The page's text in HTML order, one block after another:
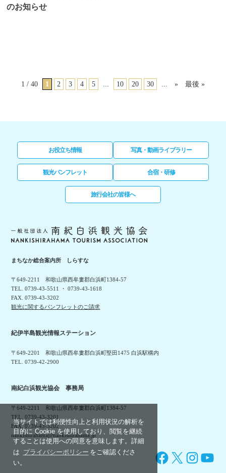
当サイトでは利便性向上と利用状況の解析を
目的に Cookie を使用しており、閲覧を継続
することは使用への同意を意味します。詳細
は プライバシーポリシー をご確認くださ
い。
のお知らせ
1 / 40 1 2 3 4 5 ... 10 20 30 ... » 最後 »
お役立ち情報 写真・動画ライブラリー
観光パンフレット 合宿・研修
旅行会社の皆様へ
まちなか総合案内所 しらすな
〒649-2211 和歌山県西牟婁郡白浜町1384-57
TEL. 0739-43-5511 ・ 0739-43-1618
FAX. 0739-43-3202
観光に関するパンフレットのご請求
紀伊半島観光情報ステーション
〒649-2201 和歌山県西牟婁郡白浜町堅田1475 白浜駅構内
TEL. 0739-42-2900
南紀白浜観光協会 事務局
〒649-2211 和歌山県西牟婁郡白浜町1384-57
TEL. 0739-43-3201
FAX. 0739-43-3202
nankishirahama@nankishirahama.jp
Facebook X Instagram YouTube